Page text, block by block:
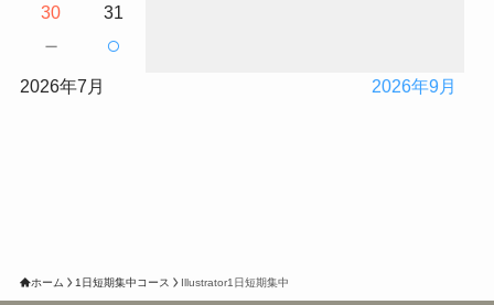
30
－
31
○
2026年7月 2026年9月
ホーム 1日短期集中コース Illustrator1日短期集中